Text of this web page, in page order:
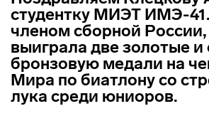
cтудентку МИЭТ ИМЭ-
членом сборной
выиграла две золотые и
бронзовую медали на
Мира по биатлону со
лука среди юниоров.